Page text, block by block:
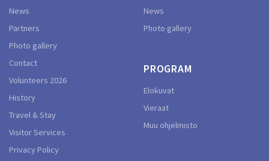
News
Partners
Photo gallery
Contact
Volunteers 2026
History
Travel & Stay
Visitor Services
Privacy Policy
News
Photo gallery
PROGRAM
Elokuvat
Vieraat
Muu ohjelmisto